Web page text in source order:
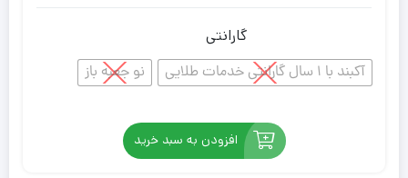
گارانتی
آکبند با 1 سال گارانتی خدمات طلایی نو جعبه باز
افزودن به سبد خرید